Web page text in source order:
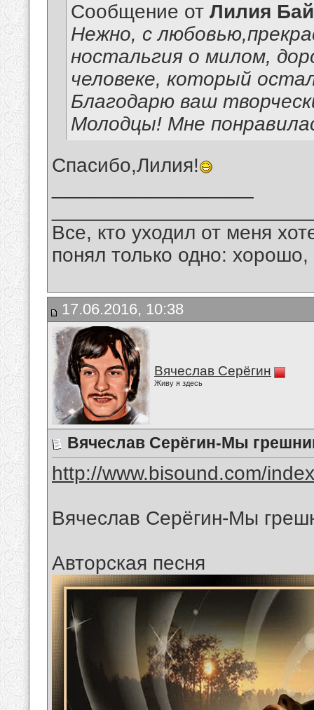
Сообщение от Лилия
Нежно, с
ностальгия о милом,
человеке, который
Благодарю ваш
Молодцы! Мне
Спасибо,Лилия!
Все, кто уходил от меня
понял только одно:
17.06.2016, 10:38
Вячеслав Серёгин
Живу я здесь
Вячеслав Серёгин-Мы
http://www.bisound.com/
Вячеслав Серёгин-Мы
Авторская песня